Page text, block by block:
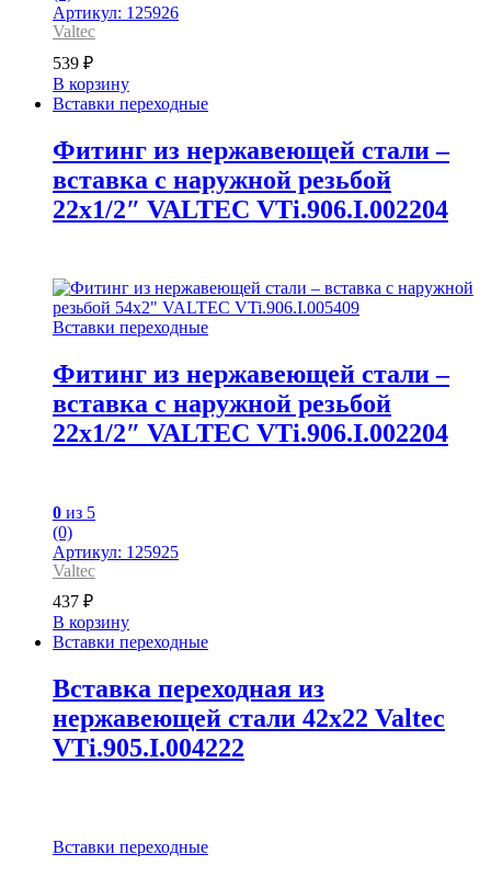
Артикул: 125926
Valtec
539 ₽
В корзину
Вставки переходные
Фитинг из нержавеющей стали –
вставка с наружной резьбой
22х1/2″ VALTEC VTi.906.I.002204
Вставки переходные
Фитинг из нержавеющей стали –
вставка с наружной резьбой
22х1/2″ VALTEC VTi.906.I.002204
0 из 5
(0)
Артикул: 125925
Valtec
437 ₽
В корзину
Вставки переходные
Вставка переходная из
нержавеющей стали 42х22 Valtec
VTi.905.I.004222
Вставки переходные